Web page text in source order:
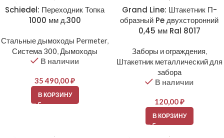
Schiedel: Переходник Топка
1000 мм д.300
Стальные дымоходы Permeter,
Система 300,Дымоходы
В наличии
35 490,00₽
В КОРЗИНУ
Grand Line: Штакетник П-
образный Pe двухсторонний
0,45 мм Ral 8017
Заборы и ограждения,
Штакетник металлический для
забора
В наличии
120,00₽
В КОРЗИНУ